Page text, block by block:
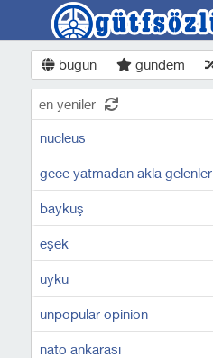
bugün gündem
en yeniler
nucleus
gece yatmadan akla gelenler
baykuş
eşek
uyku
unpopular opinion
nato ankarası